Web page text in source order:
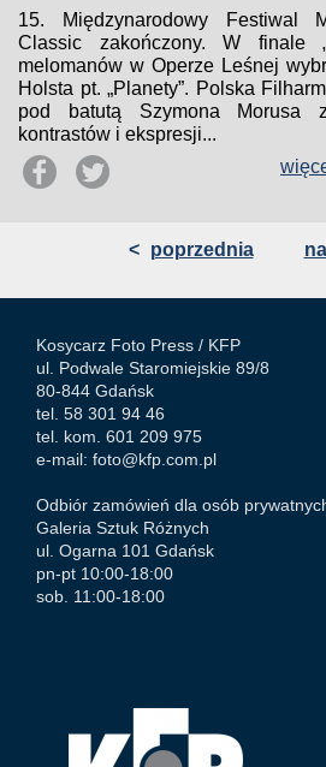
15. Międzynarodowy Festiwal
Classic zakończony. W finale
melomanów w Operze Leśnej
Holsta pt. „Planety”. Polska
pod batutą Szymona Morusa
kontrastów i ekspresji...
< poprzednia
Kosycarz Foto Press / KFP
ul. Podwale Staromiejskie 89/8
80-844 Gdańsk
tel. 58 301 94 46
tel. kom. 601 209 975
e-mail: foto@kfp.com.pl
Odbiór zamówień dla osób
Galeria Sztuk Różnych
ul. Ogarna 101 Gdańsk
pn-pt 10:00-18:00
sob. 11:00-18:00